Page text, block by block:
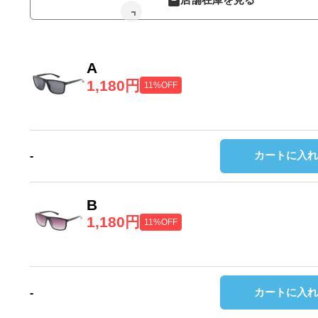
A
1,180円
11%OFF
- カートに入
B
1,180円
11%OFF
- カートに入